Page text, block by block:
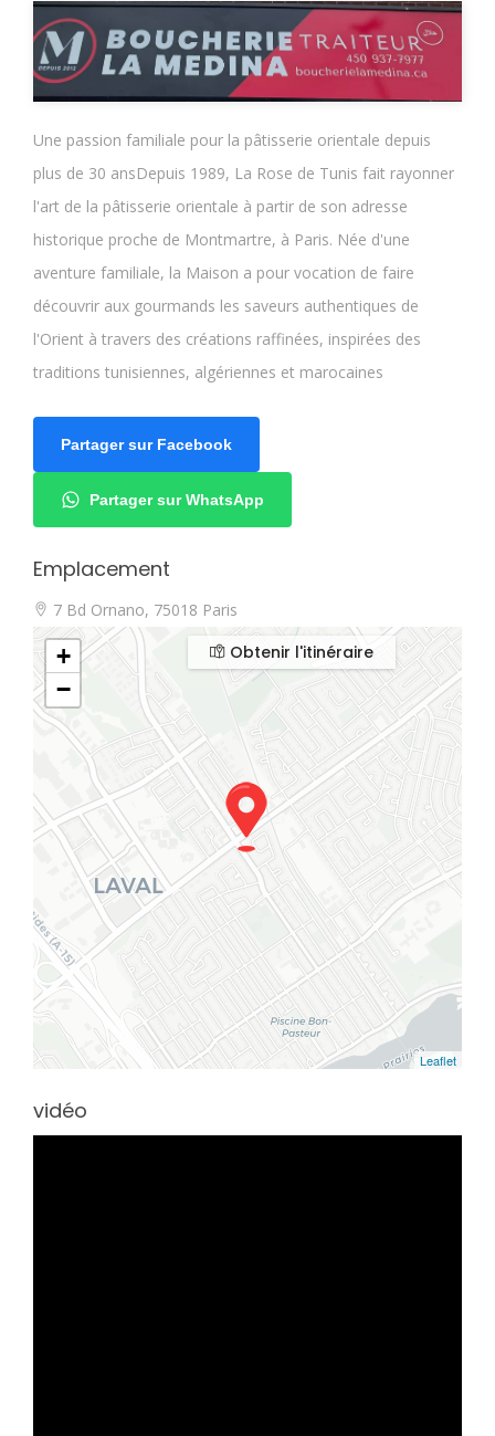
Une passion familiale pour la pâtisserie orientale depuis
plus de 30 ansDepuis 1989, La Rose de Tunis fait rayonner
l'art de la pâtisserie orientale à partir de son adresse
historique proche de Montmartre, à Paris. Née d'une
aventure familiale, la Maison a pour vocation de faire
découvrir aux gourmands les saveurs authentiques de
l'Orient à travers des créations raffinées, inspirées des
traditions tunisiennes, algériennes et marocaines
Partager sur Facebook
Partager sur WhatsApp
Emplacement
7 Bd Ornano, 75018 Paris
+
−
Leaflet
Obtenir l'itinéraire
vidéo